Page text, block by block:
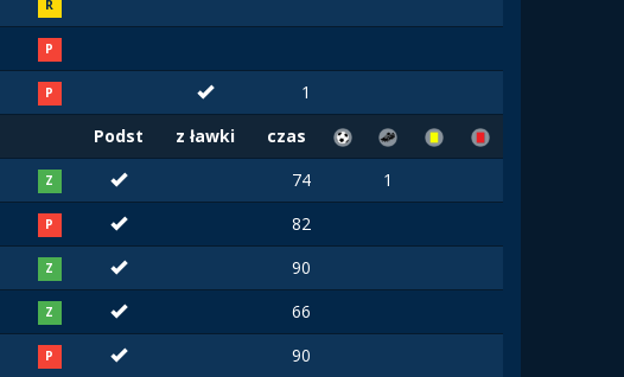
R
P
P
1
Podst z ławki
czas
Z 74
1
P
82
Z
90
Z
66
P
90